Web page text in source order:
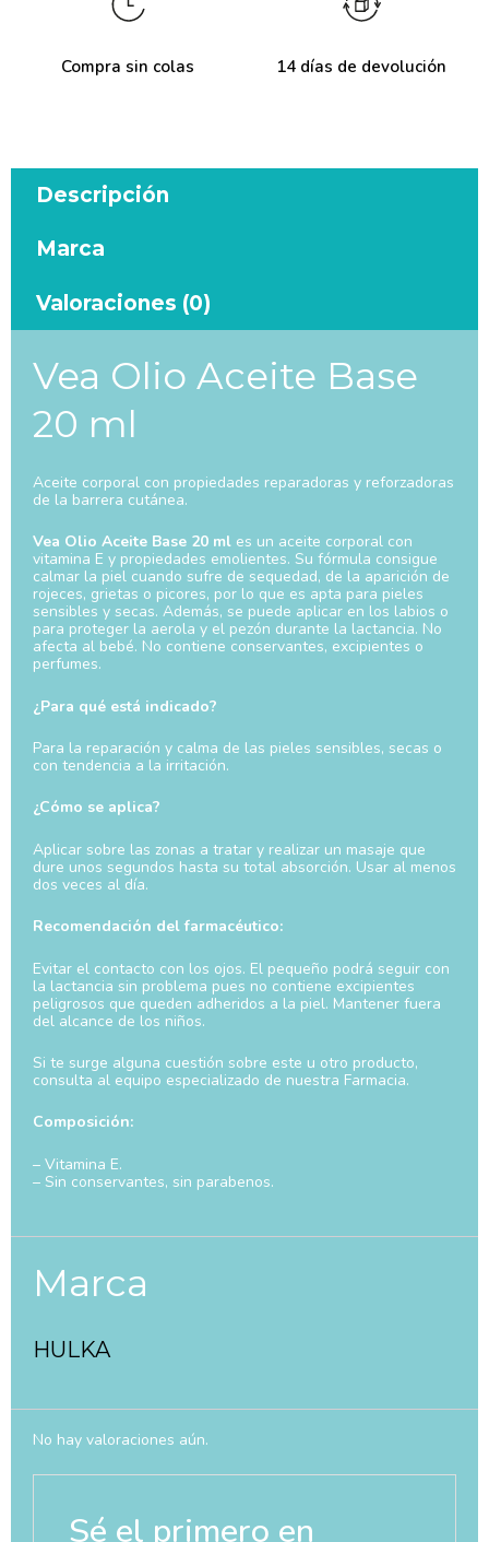
Compra sin colas 14 días de devolución
Descripción
Marca
Valoraciones (0)
Vea Olio Aceite Base
20 ml
Aceite corporal con propiedades reparadoras y reforzadoras
de la barrera cutánea.
Vea Olio Aceite Base 20 ml es un aceite corporal con
vitamina E y propiedades emolientes. Su fórmula consigue
calmar la piel cuando sufre de sequedad, de la aparición de
rojeces, grietas o picores, por lo que es apta para pieles
sensibles y secas. Además, se puede aplicar en los labios o
para proteger la aerola y el pezón durante la lactancia. No
afecta al bebé. No contiene conservantes, excipientes o
perfumes.
¿Para qué está indicado?
Para la reparación y calma de las pieles sensibles, secas o
con tendencia a la irritación.
¿Cómo se aplica?
Aplicar sobre las zonas a tratar y realizar un masaje que
dure unos segundos hasta su total absorción. Usar al menos
dos veces al día.
Recomendación del farmacéutico:
Evitar el contacto con los ojos. El pequeño podrá seguir con
la lactancia sin problema pues no contiene excipientes
peligrosos que queden adheridos a la piel. Mantener fuera
del alcance de los niños.
Si te surge alguna cuestión sobre este u otro producto,
consulta al equipo especializado de nuestra Farmacia.
Composición:
– Vitamina E.
– Sin conservantes, sin parabenos.
Marca
HULKA
No hay valoraciones aún.
Sé el primero en